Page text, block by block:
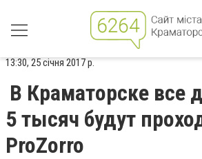
13:30, 25 січня 2017 р.
В Краматорске все
5 тысяч будут
ProZorro